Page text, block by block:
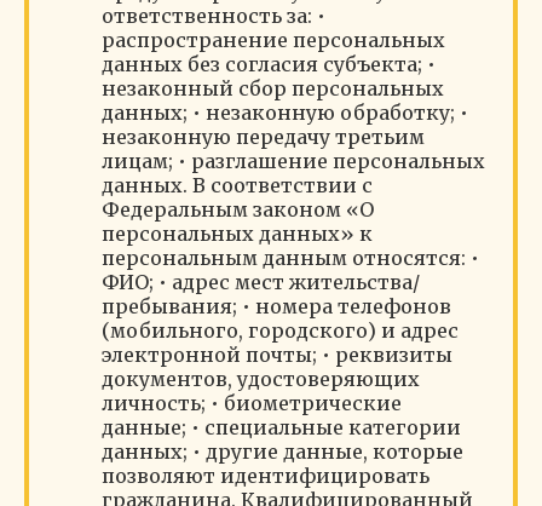
ответственность за: •
распространение персональных
данных без согласия субъекта; •
незаконный сбор персональных
данных; • незаконную обработку; •
незаконную передачу третьим
лицам; • разглашение персональных
данных. В соответствии с
Федеральным законом «О
персональных данных» к
персональным данным относятся: •
ФИО; • адрес мест жительства/
пребывания; • номера телефонов
(мобильного, городского) и адрес
электронной почты; • реквизиты
документов, удостоверяющих
личность; • биометрические
данные; • специальные категории
данных; • другие данные, которые
позволяют идентифицировать
гражданина. Квалифицированный